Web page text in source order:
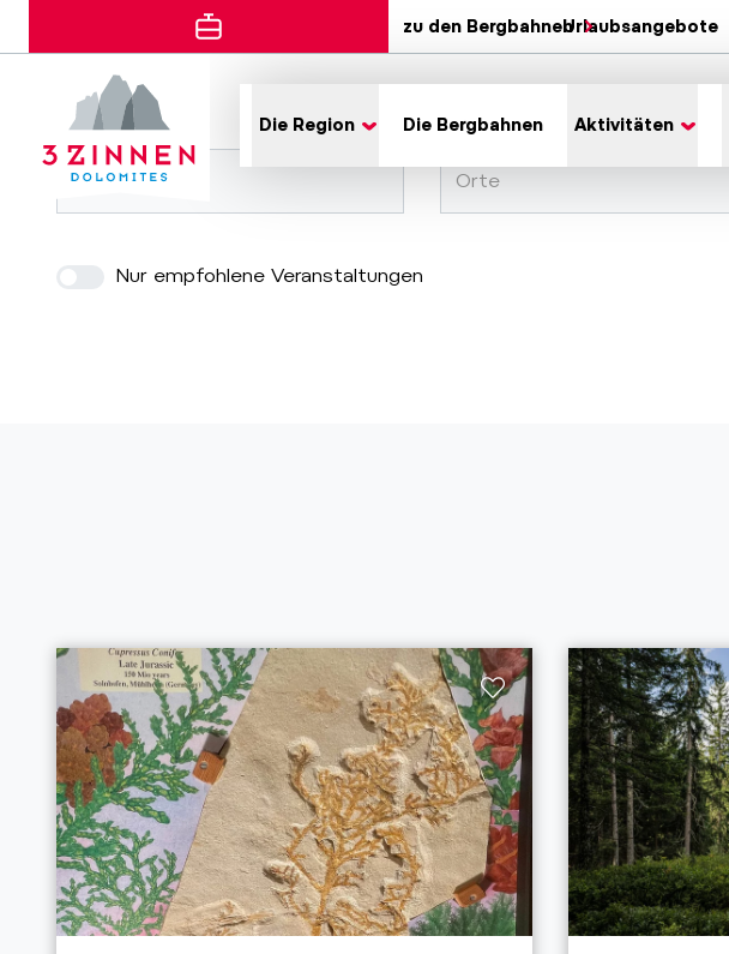
zu den BergbahnenUrlaubsangebote
Die Region Die Bergbahnen Aktivitäten
Orte
Nur empfohlene Veranstaltungen